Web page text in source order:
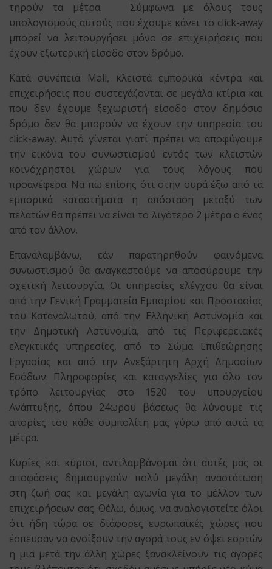
τηρούν τα μέτρα. Σύμφωνα με όλους τους
υπολογισμούς αυτούς που έχουμε κάνει το click-away
μπορεί να λειτουργήσει μόνο σε επιχειρήσεις που
έχουν εξωτερική είσοδο στον δρόμο.
Κατά συνέπεια Mall, κλειστά εμπορικά κέντρα και
επιχειρήσεις που συστεγάζονται σε μεγάλα κτίρια και
που δεν έχουμε ξεχωριστή είσοδο στον δημόσιο
δρόμο δεν θα μπορούν να έχουν την υπηρεσία του
click-away. Αυτό γίνεται γιατί πρέπει να αποφύγουμε
την εικόνα του συνωστισμού εντός των κλειστών
κοινόχρηστοι χώρων για τους λόγους που
προανέφερα. Να πω επίσης ότι στην ουρά έξω από τα
εμπορικά καταστήματα η απόσταση μεταξύ των
πελατών θα πρέπει να είναι το λιγότερο 2 μέτρα ο ένας
από τον άλλον.
Επαναλαμβάνω, εάν παρατηρηθούν φαινόμενα
συνωστισμού θα αναγκαστούμε να αποσύρουμε την
σχετική λειτουργία. Οι υπηρεσίες ελέγχου θα είναι
από την Γενική Γραμματεία Εμπορίου και Προστασίας
του Καταναλωτού, από την Ελληνική Αστυνομία και
την Δημοτική Αστυνομία, από τις Περιφερειακές
ελεγκτικές υπηρεσίες, από το Σώμα Επιθεώρησης
Εργασίας και από την Ανεξάρτητη Αρχή Δημοσίων
Εσόδων. Πληροφορίες και καταγγελίες για όλο τον
τρόπο λειτουργίας στο 1520 του υπουργείου
Ανάπτυξης, όπου 24ωρου βάσεως θα λύνουμε τις
απορίες του κάθε συμπολίτη μας γύρω από αυτά τα
μέτρα.
Κυρίες και κύριοι, αντιλαμβάνομαι ότι αυτές μας οι
αποφάσεις δημιουργούν πολύ μεγάλη αναστάτωση
στη ζωή σας και μεγάλη αγωνία για το μέλλον των
επιχειρήσεων σας. Θέλω, όμως, να αναλογιστείτε όλοι
ότι ήδη τώρα σε διάφορες ευρωπαϊκές χώρες που
έσπευσαν να ανοίξουν την αγορά τους εν όψει εορτών
η μια μετά την άλλη χώρες ξανακλείνουν τις αγορές